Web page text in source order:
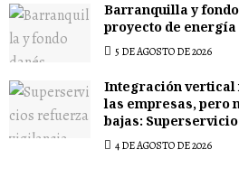
Barranquilla y
proyecto de
5 DE AGOSTO DE 2026
Integración vertical
las empresas, pero
bajas:
4 DE AGOSTO DE 2026